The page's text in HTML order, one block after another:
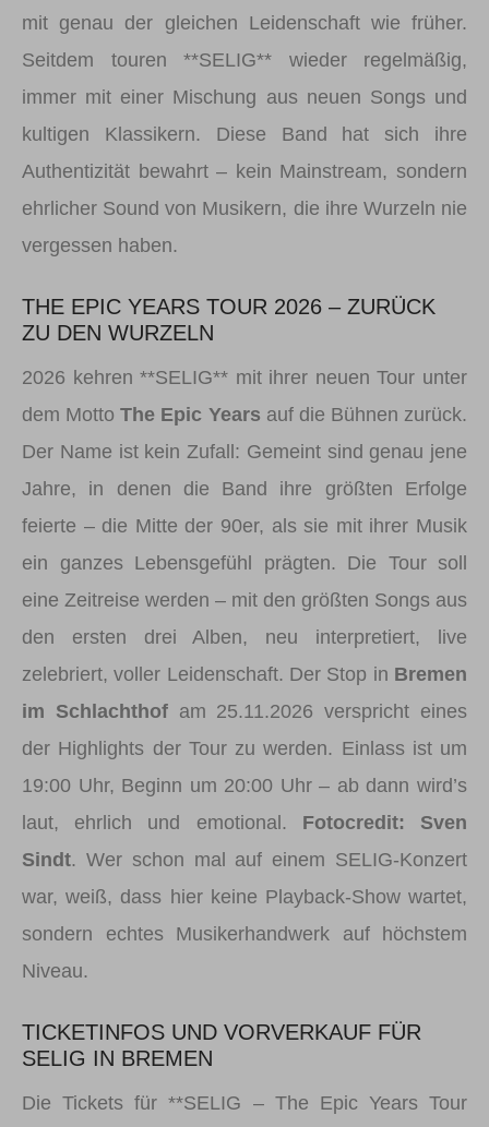
mit genau der gleichen Leidenschaft wie früher.
Seitdem touren **SELIG** wieder regelmäßig,
immer mit einer Mischung aus neuen Songs und
kultigen Klassikern. Diese Band hat sich ihre
Authentizität bewahrt – kein Mainstream, sondern
ehrlicher Sound von Musikern, die ihre Wurzeln nie
vergessen haben.
THE EPIC YEARS TOUR 2026 – ZURÜCK
ZU DEN WURZELN
2026 kehren **SELIG** mit ihrer neuen Tour unter
dem MottoThe Epic Years auf die Bühnen zurück.
Der Name ist kein Zufall: Gemeint sind genau jene
Jahre, in denen die Band ihre größten Erfolge
feierte – die Mitte der 90er, als sie mit ihrer Musik
ein ganzes Lebensgefühl prägten. Die Tour soll
eine Zeitreise werden – mit den größten Songs aus
den ersten drei Alben, neu interpretiert, live
zelebriert, voller Leidenschaft. Der Stop in Bremen
im Schlachthofam 25.11.2026 verspricht eines
der Highlights der Tour zu werden. Einlass ist um
19:00 Uhr, Beginn um 20:00 Uhr – ab dann wird’s
laut, ehrlich und emotional. Fotocredit: Sven
Sindt. Wer schon mal auf einem SELIG-Konzert
war, weiß, dass hier keine Playback-Show wartet,
sondern echtes Musikerhandwerk auf höchstem
Niveau.
TICKETINFOS UND VORVERKAUF FÜR
SELIG IN BREMEN
Die Tickets für **SELIG – The Epic Years Tour